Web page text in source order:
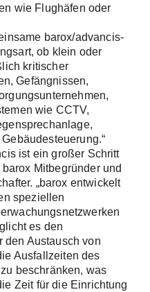
wie Flughäfen oder
barox/advancis-
ob klein oder
kritischer
Gefängnissen,
wie CCTV,
ist ein großer Schritt
Mitbegründer und
„barox entwickelt
speziellen
es den
den Austausch von
Ausfallzeiten des
beschränken, was
Zeit für die Einrichtung